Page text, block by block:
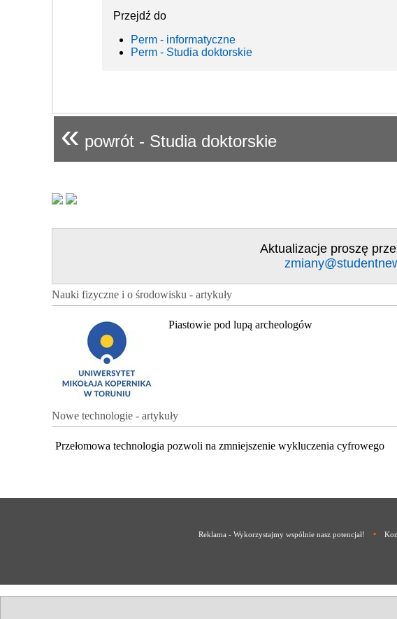
Przejdź do
Perm - informatyczne
Perm - Studia doktorskie
« powrót - Studia doktorskie
Aktualizacje proszę
Nauki fizyczne i o środowisku - artykuły
Piastowie pod lupą archeologów
Nowe technologie - artykuły
Przełomowa technologia pozwoli na zmniejszenie wykluczenia cyfrowego
Reklama - Wykorzystajmy wspólnie nasz potencjał! •